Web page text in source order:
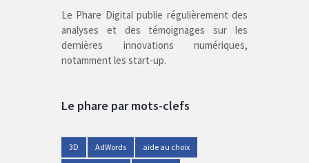
Le Phare Digital publie régulièrement des
analyses et des témoignages sur les
dernières innovations numériques,
notamment les start-up.
Le phare par mots-clefs
3D AdWords aide au choix